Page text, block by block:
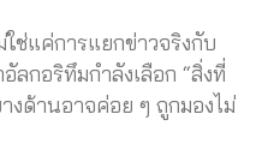
ช่แค่การแยกข่าวจริงกับ
ลกอริทึมกำลังเลือก “สิ่งที่
งด้านอาจค่อย ๆ ถูกมองไม่